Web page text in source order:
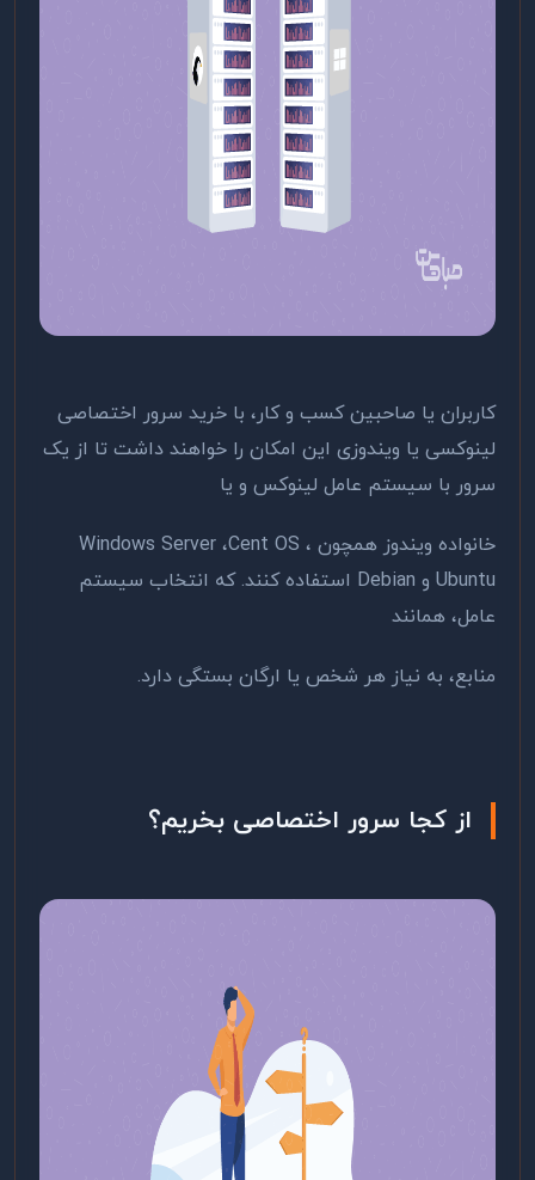
کاربران یا صاحبین کسب و کار، با خرید سرور اختصاصی
لینوکسی یا ویندوزی این امکان را خواهند داشت تا از یک
سرور با سیستم عامل لینوکس و یا
خانواده ویندوز همچون Windows Server ،Cent OS ،
Ubuntu و Debian استفاده کنند. که انتخاب سیستم
عامل، همانند
منابع، به نیاز هر شخص یا ارگان بستگی دارد.
از کجا سرور اختصاصی بخریم؟